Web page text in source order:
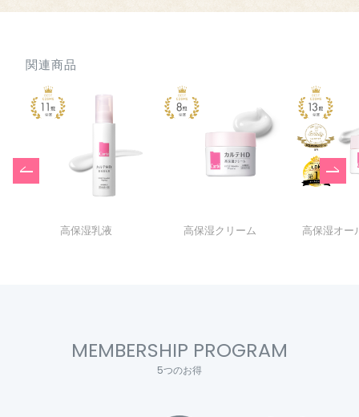
関連商品
高保湿乳液 高保湿クリーム 高保湿オー
MEMBERSHIP PROGRAM
5つのお得